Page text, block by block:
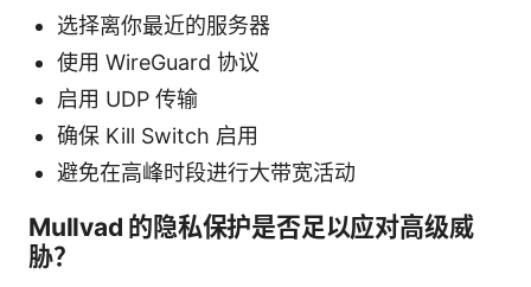
选择离你最近的服务器
使用 WireGuard 协议
启用 UDP 传输
确保 Kill Switch 启用
避免在高峰时段进行大带宽活动
Mullvad 的隐私保护是否足以应对高级威
胁？